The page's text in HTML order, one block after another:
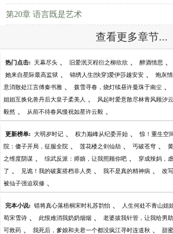
第20章 语言既是艺术
查看更多章节...
热门点击: 天幕尽头 、 旧爱泯灭程衍之柳欣欣 、 醉酒情思 、
她来自星际最高监狱 、 锦绣人生[快穿]爱伊莎越安安 、 炮灰
意消散处江言傅秦书雅 、 拨雪寻春，烧灯续昼许曼珠于南尘 、
姐姐互换化兽丹后大皇子柔美人 、 风起时爱意散尽林青风顾汐云
毅然 、 从前不待春风慢祝如星许云毅 、
更新榜单: 大明岁时记 、 权力巅峰从纪委开始 、 惊！重生空
院：傻子开局，征服全院 、 莲花楼之剑仙劫 、 丐破苍穹 、
之维度阴谋 、 综武反派：师娘，让我照顾你吧 、 穿成辣妈，
了 、 见诡！我的破案搭档非人类 、 我不是真的精神病 、 改
被仙子强迫双修 、
完本小说: 错将真心落梧桐宋时礼苏韵怡 、 人生何处不青山姐
荀宋雪诗 、 此恨难消我奶奶烟烟 、 老婆拔我针管，让我给男
可救药 、 我死后，爹娘和夫君一个都没疯江寻时连道秋 、 甜